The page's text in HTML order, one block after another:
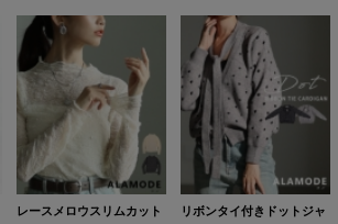
レースメロウスリムカット
リボンタイ付きドットジャ